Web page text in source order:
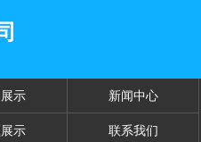
示 新闻中心
示 联系我们